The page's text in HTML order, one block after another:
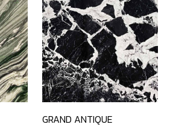
GRAND ANTIQUE